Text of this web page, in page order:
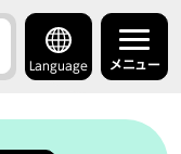
Language メニュー